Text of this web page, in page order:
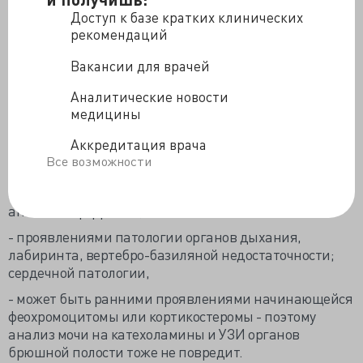
Доступ к базе кратких клинических
рекомендаций
Вакансии для врачей
Аналитические новости
медицины
Аккредитация врача
Все возможности
щитовидной железы, поэтому важно отправить к
эндокринологу, чтобы тот проверил ТТГ, свободный
- может оказаться патологией паращитовидных
желез, которую может обнаружить все тот же
эндокринолог, посмотрев в крови уровень
фосфатов и данные все того же УЗИ желез;
анемии, поэтому важно сдать общий анализ крови и
анализ на ферритин;
- проявлениями патологии органов дыхания,
лабиринта, вертебро-базиляной недостаточности;
сердечной патологии,
- может быть ранними проявлениями начинающейся
феохромоцитомы или кортикостеромы - поэтому
анализ мочи на катехоламины и УЗИ органов
брюшной полости тоже не повредит.